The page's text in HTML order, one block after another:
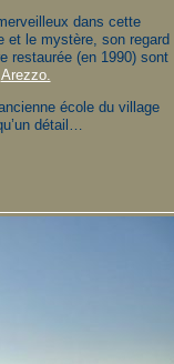
dans cette
et le mystère, son regard
restaurée (en 1990) sont
Arezzo.
école du village
détail…